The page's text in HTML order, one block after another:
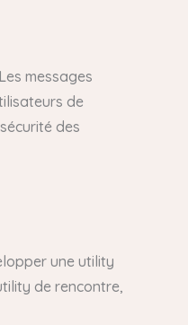
messages
de
des
une utility
de rencontre,